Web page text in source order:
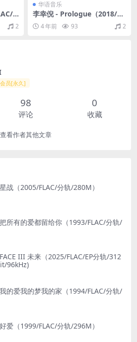
E
2
华语音乐
李幸倪 - Prologue（2018/FL
AC/分轨/456M）
4 年前 93 2
员[永久]
98
评论
0
收藏
查看作者其他文章
战（2005/FLAC/分轨/280M）
所有的爱都留给你（1993/FLAC/分轨/
III 未来（2025/FLAC/EP分轨/312
96kHz)
的爱我的梦我的家（1994/FLAC/分轨/
爱（1999/FLAC/分轨/296M）